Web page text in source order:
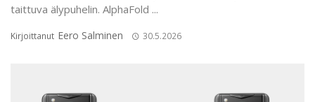
taittuva älypuhelin. AlphaFold ...
Kirjoittanut Eero Salminen 30.5.2026